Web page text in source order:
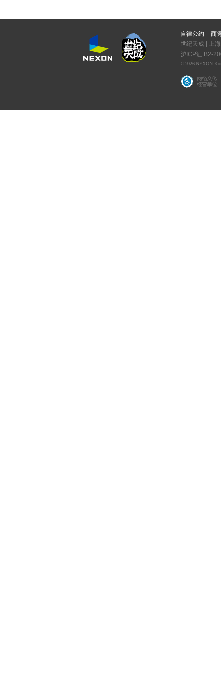
自律公约
商
世纪天成 | 上
沪ICP证 B2-
© 2026 NEXON